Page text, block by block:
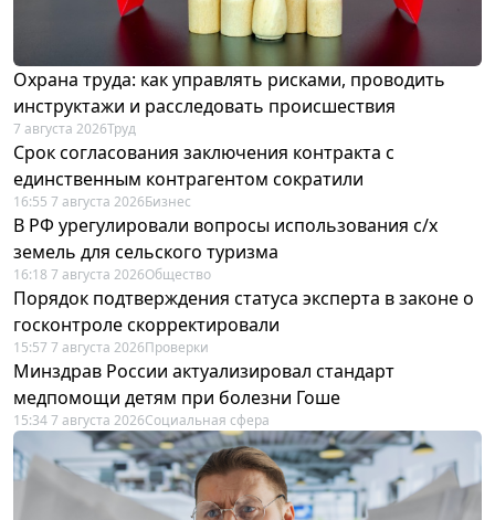
Охрана труда: как управлять рисками, проводить
инструктажи и расследовать происшествия
7 августа 2026Труд
Срок согласования заключения контракта с
единственным контрагентом сократили
16:55 7 августа 2026Бизнес
В РФ урегулировали вопросы использования с/х
земель для сельского туризма
16:18 7 августа 2026Общество
Порядок подтверждения статуса эксперта в законе о
госконтроле скорректировали
15:57 7 августа 2026Проверки
Минздрав России актуализировал стандарт
медпомощи детям при болезни Гоше
15:34 7 августа 2026Социальная сфера